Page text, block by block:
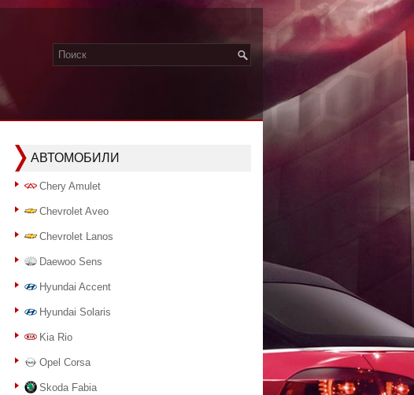
АВТОМОБИЛИ
Chery Amulet
Chevrolet Aveo
Chevrolet Lanos
Daewoo Sens
Hyundai Accent
Hyundai Solaris
Kia Rio
Opel Corsa
Skoda Fabia